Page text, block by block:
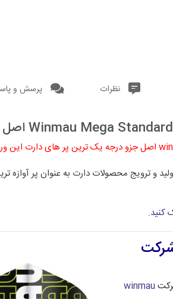
نظرات پرسش و
با 70 سال سابقه تولید و ترویج محصولات دارت به عنوان پر
کنید.
winmau